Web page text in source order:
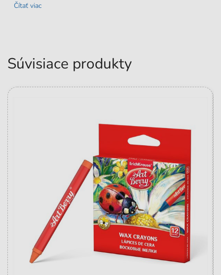
Čítať viac
Súvisiace produkty